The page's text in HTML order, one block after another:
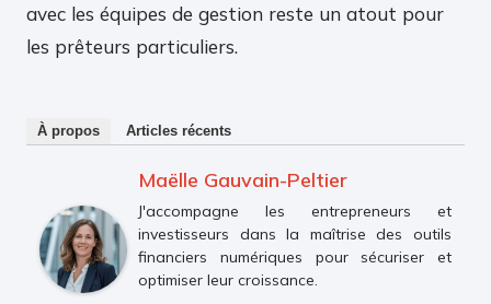
avec les équipes de gestion reste un atout pour
les prêteurs particuliers.
À propos Articles récents
Maëlle Gauvain-Peltier
J'accompagne les entrepreneurs et
investisseurs dans la maîtrise des outils
financiers numériques pour sécuriser et
optimiser leur croissance.